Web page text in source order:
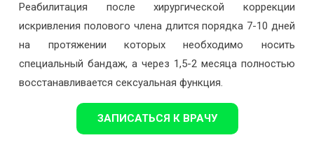
Реабилитация после хирургической коррекции
искривления полового члена длится порядка 7-10 дней
на протяжении которых необходимо носить
специальный бандаж, а через 1,5-2 месяца полностью
восстанавливается сексуальная функция.
ЗАПИСАТЬСЯ К ВРАЧУ